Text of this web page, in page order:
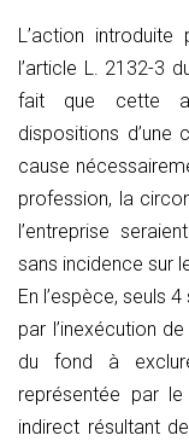
L’action
l’article L. 2132-3
fait que cette
dispositions d’une
cause
profession, la
l’entreprise
sans incidence sur
En l’espèce, seuls
par l’inexécution
du fond à
représentée par
indirect résultant